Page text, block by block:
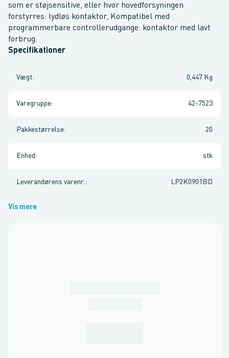
som er støjsensitive, eller hvor hovedforsyningen
forstyrres: lydløs kontaktor, Kompatibel med
programmerbare controllerudgange: kontaktor med lavt
forbrug.
Specifikationer
Vægt: 0,447 Kg
Varegruppe: 42-7523
Pakkestørrelse: 20
Enhed : stk
Leverandørens varenr. : LP2K0901BD
Vis mere